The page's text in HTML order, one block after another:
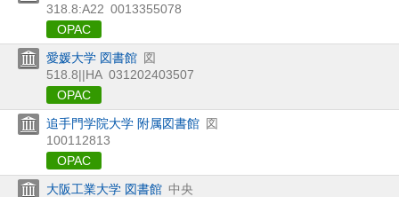
318.8:A22 0013355078
OPAC
愛媛大学 図書館 図
518.8||HA 031202403507
OPAC
追手門学院大学 附属図書館 図
100112813
OPAC
大阪工業大学 図書館 中央